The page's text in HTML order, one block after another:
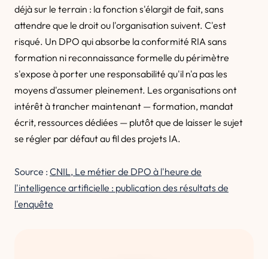
déjà sur le terrain : la fonction s'élargit de fait, sans
attendre que le droit ou l'organisation suivent. C'est
risqué. Un DPO qui absorbe la conformité RIA sans
formation ni reconnaissance formelle du périmètre
s'expose à porter une responsabilité qu'il n'a pas les
moyens d'assumer pleinement. Les organisations ont
intérêt à trancher maintenant — formation, mandat
écrit, ressources dédiées — plutôt que de laisser le sujet
se régler par défaut au fil des projets IA.
Source : CNIL, Le métier de DPO à l'heure de
l'intelligence artificielle : publication des résultats de
l'enquête